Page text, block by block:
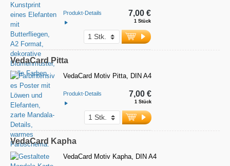
Produkt-Details
1 Stück
7,00 €
VedaCard Pitta
VedaCard Motiv Pitta, DIN A4
Produkt-Details
1 Stück
7,00 €
VedaCard Kapha
VedaCard Motiv Kapha, DIN A4